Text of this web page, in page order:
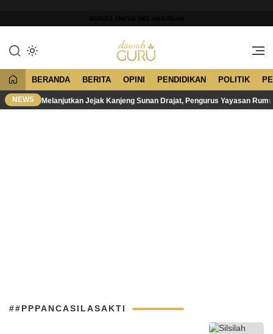
konten
Dawuh Guru
Merawat Tradisi, Membangun
BERANDA BERITA OPINI PENDIDIKAN POLITIK
NEWS Melanjutkan Jejak Kanjeng Sunan Drajat, Pengurus Yayasan
##PPPANCASILASAKTI